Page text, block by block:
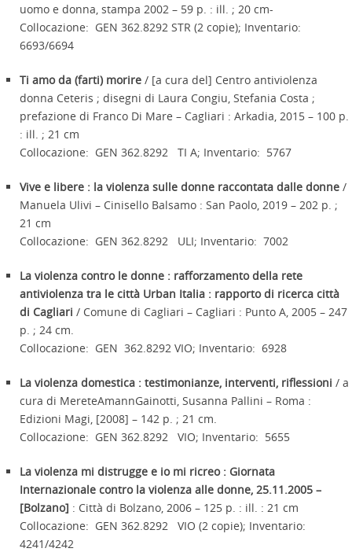
uomo e donna, stampa 2002 – 59 p. : ill. ; 20 cm-
Collocazione: GEN 362.8292 STR (2 copie); Inventario:
6693/6694
Ti amo da (farti) morire / [a cura del] Centro antiviolenza
donna Ceteris ; disegni di Laura Congiu, Stefania Costa ;
prefazione di Franco Di Mare – Cagliari : Arkadia, 2015 – 100 p.
: ill. ; 21 cm
Collocazione: GEN 362.8292 TI A; Inventario: 5767
Vive e libere : la violenza sulle donne raccontata dalle donne /
Manuela Ulivi – Cinisello Balsamo : San Paolo, 2019 – 202 p. ;
21 cm
Collocazione: GEN 362.8292 ULI; Inventario: 7002
La violenza contro le donne : rafforzamento della rete
antiviolenza tra le città Urban Italia : rapporto di ricerca città
di Cagliari / Comune di Cagliari – Cagliari : Punto A, 2005 – 247
p. ; 24 cm.
Collocazione: GEN 362.8292 VIO; Inventario: 6928
La violenza domestica : testimonianze, interventi, riflessioni / a
cura di MereteAmannGainotti, Susanna Pallini – Roma :
Edizioni Magi, [2008] – 142 p. ; 21 cm.
Collocazione: GEN 362.8292 VIO; Inventario: 5655
La violenza mi distrugge e io mi ricreo : Giornata
Internazionale contro la violenza alle donne, 25.11.2005 –
[Bolzano] : Città di Bolzano, 2006 – 125 p. : ill. : 21 cm
Collocazione: GEN 362.8292 VIO (2 copie); Inventario:
4241/4242